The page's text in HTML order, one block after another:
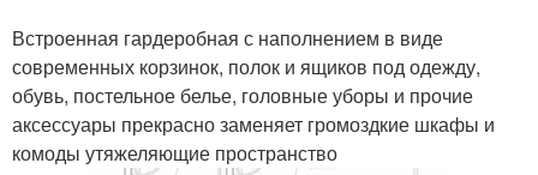
Встроенная гардеробная с наполнением в виде
современных корзинок, полок и ящиков под одежду,
обувь, постельное белье, головные уборы и прочие
аксессуары прекрасно заменяет громоздкие шкафы и
комоды утяжеляющие пространство